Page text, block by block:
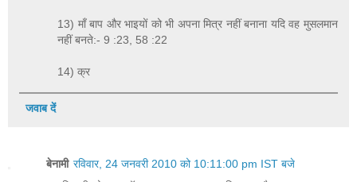
13) माँ बाप और भाइयों को भी अपना मित्र नहीं बनाना यदि वह मुसलमान
नहीं बनते:- 9 :23, 58 :22
14) क्र
जवाब दें
बेनामी रविवार, 24 जनवरी 2010 को 10:11:00 pm IST बजे